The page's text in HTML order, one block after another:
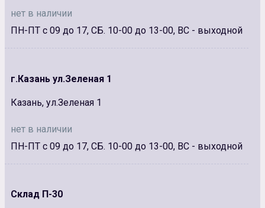
нет в наличии
ПН-ПТ с 09 до 17, СБ. 10-00 до 13-00, ВС - выходной
г.Казань ул.Зеленая 1
Казань, ул.Зеленая 1
нет в наличии
ПН-ПТ с 09 до 17, СБ. 10-00 до 13-00, ВС - выходной
Склад П-30